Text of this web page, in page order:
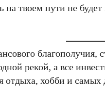
на твоем пути не
благополучия,
рекой, а все
отдыха, хобби и